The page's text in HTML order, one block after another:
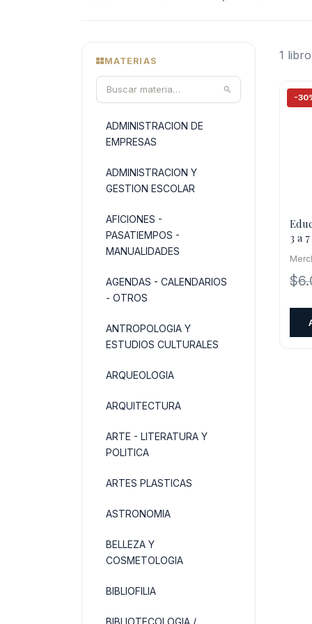
MATERIAS
ADMINISTRACION DE
EMPRESAS
ADMINISTRACION Y
GESTION ESCOLAR
AFICIONES -
PASATIEMPOS -
MANUALIDADES
AGENDAS - CALENDARIOS
- OTROS
ANTROPOLOGIA Y
ESTUDIOS CULTURALES
ARQUEOLOGIA
ARQUITECTURA
ARTE - LITERATURA Y
POLITICA
ARTES PLASTICAS
ASTRONOMIA
BELLEZA Y
COSMETOLOGIA
BIBLIOFILIA
BIBLIOTECOLOGIA /
1 libro
-
3 a
$